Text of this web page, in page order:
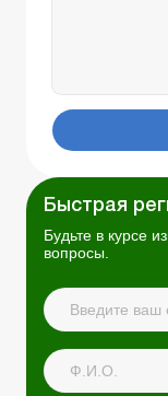
Быстрая
Будьте в курсе
вопросы.